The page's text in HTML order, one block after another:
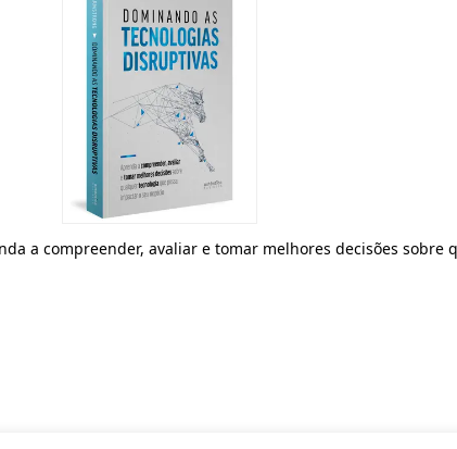
a compreender, avaliar e tomar melhores decisões sobre